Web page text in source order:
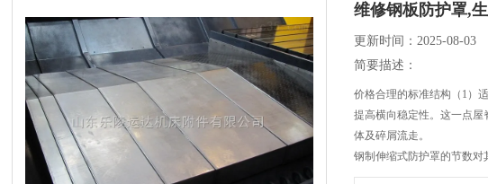
维修钢板防护罩,
更新时间：2025-08-03
简要描述：
价格合理的标准结构（1）
提高横向稳定性。这一点屋
体及碎屑流走。
钢制伸缩式防护罩的节数
样减少节数，降低成本。一